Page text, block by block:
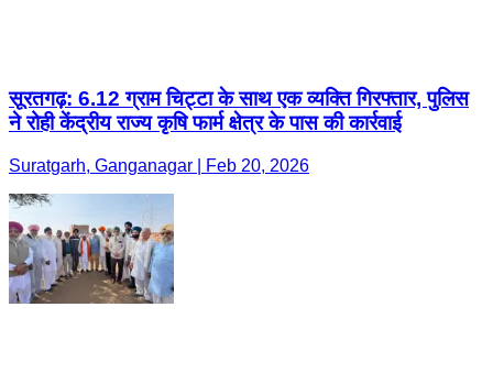
सूरतगढ़: 6.12 ग्राम चिट्टा के साथ एक व्यक्ति गिरफ्तार, पुलिस
ने रोही केंद्रीय राज्य कृषि फार्म क्षेत्र के पास की कार्रवाई
Suratgarh, Ganganagar | Feb 20, 2026